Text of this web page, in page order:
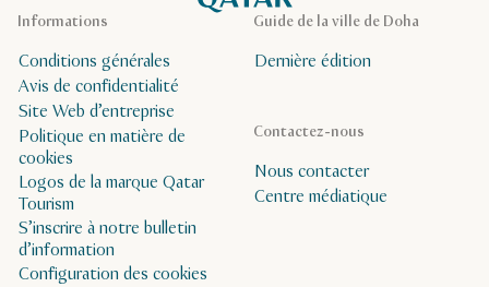
Guide de la ville de Doha
Dernière édition
Contactez-nous
Nous contacter
Centre médiatique
Informations
Conditions générales
Avis de confidentialité
Site Web d’entreprise
Politique en matière de
cookies
Logos de la marque Qatar
Tourism
S’inscrire à notre bulletin
d’information
Configuration des cookies